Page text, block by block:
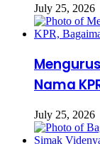
July 25, 2026
Nama
July 25, 2026